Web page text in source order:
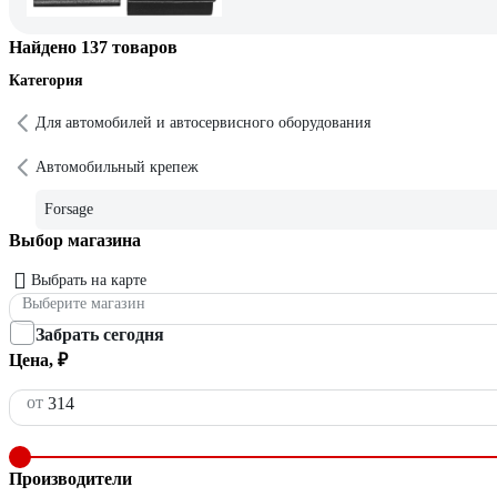
Найдено 137 товаров
Категория
Для автомобилей и автосервисного оборудования
Автомобильный крепеж
Forsage
Выбор магазина
Выбрать на карте
Выберите магазин
Забрать сегодня
Цена, ₽
от
Производители